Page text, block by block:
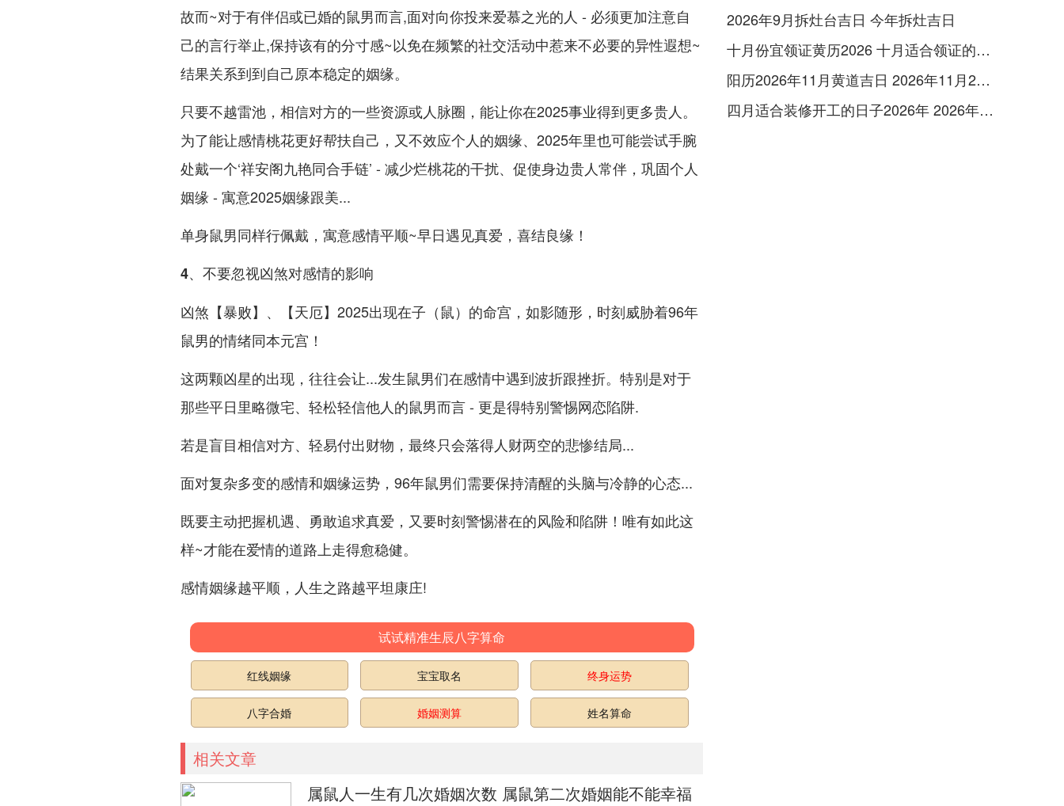
故而~对于有伴侣或已婚的鼠男而言,面对向你投来爱慕之光的人 - 必须更加注意自
己的言行举止,保持该有的分寸感~以免在频繁的社交活动中惹来不必要的异性遐想~
结果关系到到自己原本稳定的姻缘。
只要不越雷池，相信对方的一些资源或人脉圈，能让你在2025事业得到更多贵人。
为了能让感情桃花更好帮扶自己，又不效应个人的姻缘、2025年里也可能尝试手腕
处戴一个‘祥安阁九艳同合手链’ - 减少烂桃花的干扰、促使身边贵人常伴，巩固个人
姻缘 - 寓意2025姻缘跟美...
单身鼠男同样行佩戴，寓意感情平顺~早日遇见真爱，喜结良缘！
4、不要忽视凶煞对感情的影响
凶煞【暴败】、【天厄】2025出现在子（鼠）的命宫，如影随形，时刻威胁着96年
鼠男的情绪同本元宫！
这两颗凶星的出现，往往会让...发生鼠男们在感情中遇到波折跟挫折。特别是对于
那些平日里略微宅、轻松轻信他人的鼠男而言 - 更是得特别警惕网恋陷阱.
若是盲目相信对方、轻易付出财物，最终只会落得人财两空的悲惨结局...
面对复杂多变的感情和姻缘运势，96年鼠男们需要保持清醒的头脑与冷静的心态...
既要主动把握机遇、勇敢追求真爱，又要时刻警惕潜在的风险和陷阱！唯有如此这
样~才能在爱情的道路上走得愈稳健。
感情姻缘越平顺，人生之路越平坦康庄!
试试精准生辰八字算命
红线姻缘 宝宝取名 终身运势
八字合婚 婚姻测算 姓名算命
相关文章
属鼠人一生有几次婚姻次数 属鼠第二次婚姻能不能幸福
2026年9月拆灶台吉日 今年拆灶吉日
十月份宜领证黄历2026 十月适合领证的好日子2026年
阳历2026年11月黄道吉日 2026年11月26日阳历黄道吉日
四月适合装修开工的日子2026年 2026年四月份适合装修开工的黄道吉日